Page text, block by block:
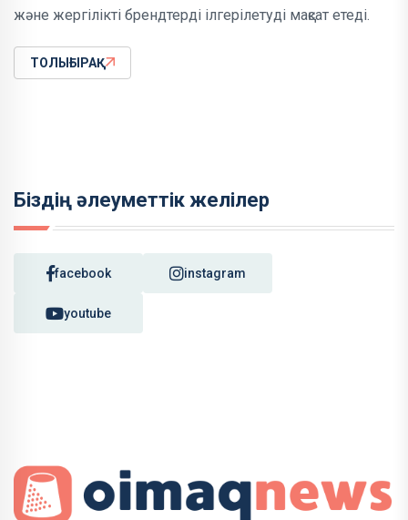
және жергілікті брендтерді ілгерілетуді мақсат етеді.
ТОЛЫҒЫРАҚ
Біздің әлеуметтік желілер
facebook instagram
youtube